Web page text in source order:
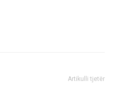
Artikulli tjetër